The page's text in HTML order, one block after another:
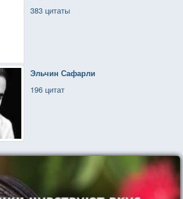
383 цитаты
Эльчин Сафарли
196 цитат